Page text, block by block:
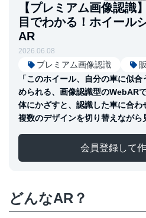
【プレミアム画像認識
目でわかる！ホイール
AR
2026.06.08
プレミアム画像認識
「このホイール、自分の車に似
められる、画像認識型のWebAR
体にかざすと、認識した車に合わ
複数のデザインを切り替えながら
会員登録して
どんなAR？